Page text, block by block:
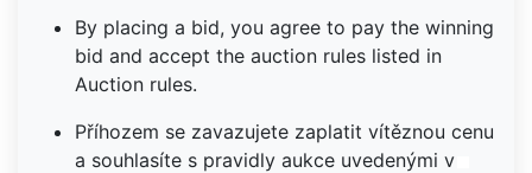
By placing a bid, you agree to pay the winning
bid and accept the auction rules listed in
Auction rules.
Příhozem se zavazujete zaplatit vítěznou cenu
a souhlasíte s pravidly aukce uvedenými v